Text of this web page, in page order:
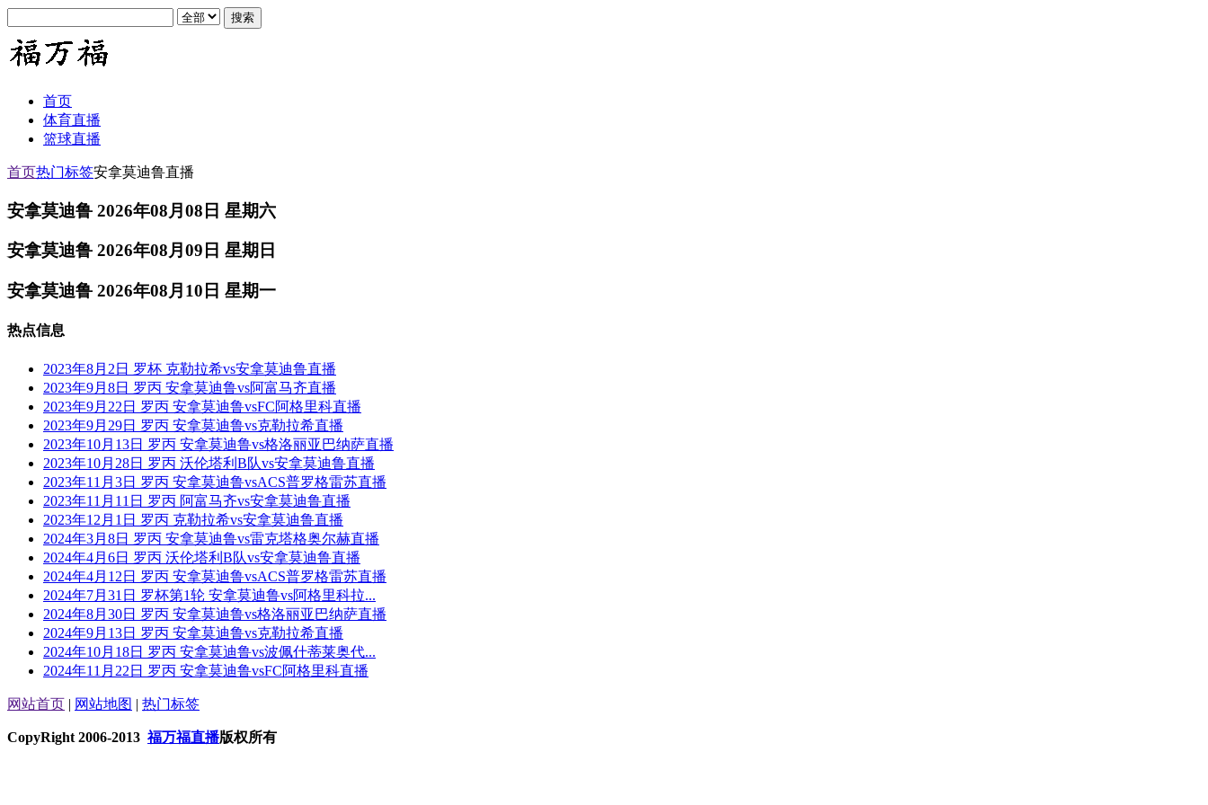
首页
体育直播
篮球直播
首页热门标签安拿莫迪鲁直播
安拿莫迪鲁 2026年08月08日 星期六
安拿莫迪鲁 2026年08月09日 星期日
安拿莫迪鲁 2026年08月10日 星期一
热点信息
2023年8月2日 罗杯 克勒拉希vs安拿莫迪鲁直播
2023年9月8日 罗丙 安拿莫迪鲁vs阿富马齐直播
2023年9月22日 罗丙 安拿莫迪鲁vsFC阿格里科直播
2023年9月29日 罗丙 安拿莫迪鲁vs克勒拉希直播
2023年10月13日 罗丙 安拿莫迪鲁vs格洛丽亚巴纳萨直播
2023年10月28日 罗丙 沃伦塔利B队vs安拿莫迪鲁直播
2023年11月3日 罗丙 安拿莫迪鲁vsACS普罗格雷苏直播
2023年11月11日 罗丙 阿富马齐vs安拿莫迪鲁直播
2023年12月1日 罗丙 克勒拉希vs安拿莫迪鲁直播
2024年3月8日 罗丙 安拿莫迪鲁vs雷克塔格奥尔赫直播
2024年4月6日 罗丙 沃伦塔利B队vs安拿莫迪鲁直播
2024年4月12日 罗丙 安拿莫迪鲁vsACS普罗格雷苏直播
2024年7月31日 罗杯第1轮 安拿莫迪鲁vs阿格里科拉...
2024年8月30日 罗丙 安拿莫迪鲁vs格洛丽亚巴纳萨直播
2024年9月13日 罗丙 安拿莫迪鲁vs克勒拉希直播
2024年10月18日 罗丙 安拿莫迪鲁vs波佩什蒂莱奥代...
2024年11月22日 罗丙 安拿莫迪鲁vsFC阿格里科直播
网站首页 | 网站地图 | 热门标签
CopyRight 2006-2013福万福直播版权所有